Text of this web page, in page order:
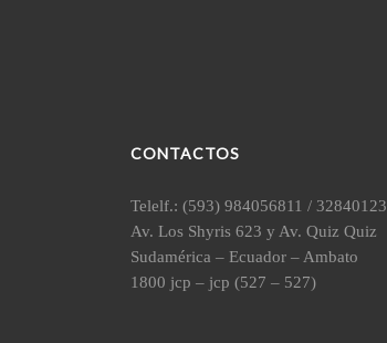
CONTACTOS
Telelf.: (593) 984056811 / 32840123
Av. Los Shyris 623 y Av. Quiz Quiz
Sudamérica – Ecuador – Ambato
1800 jcp – jcp (527 – 527)